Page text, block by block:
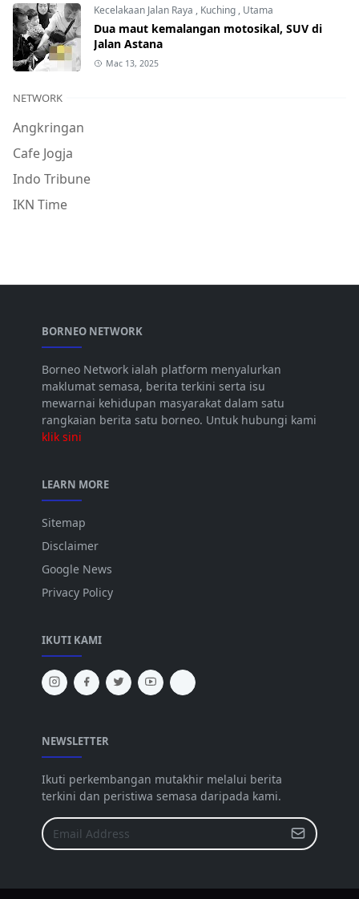
Kecelakaan Jalan Raya , Kuching , Utama
Dua maut kemalangan motosikal, SUV di
Jalan Astana
Mac 13, 2025
NETWORK
Angkringan
Cafe Jogja
Indo Tribune
IKN Time
BORNEO NETWORK
Borneo Network ialah platform menyalurkan
maklumat semasa, berita terkini serta isu
mewarnai kehidupan masyarakat dalam satu
rangkaian berita satu borneo. Untuk hubungi kami
klik sini
LEARN MORE
Sitemap
Disclaimer
Google News
Privacy Policy
IKUTI KAMI
NEWSLETTER
Ikuti perkembangan mutakhir melalui berita
terkini dan peristiwa semasa daripada kami.